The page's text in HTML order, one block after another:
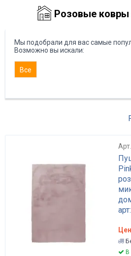
Розовые ковры
Мы подобрали для вас самые
Возможно вы искали:
Все
В